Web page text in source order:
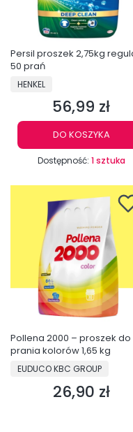
Persil proszek 2,75kg regular
50 prań
PRODUCENT
HENKEL
Cena
56,99 zł
DO KOSZYKA
Dostępność: 1 sztuka
Pollena 2000 – proszek do
prania kolorów 1,65 kg
PRODUCENT
EUDUCO KBC GROUP
Cena
26,90 zł